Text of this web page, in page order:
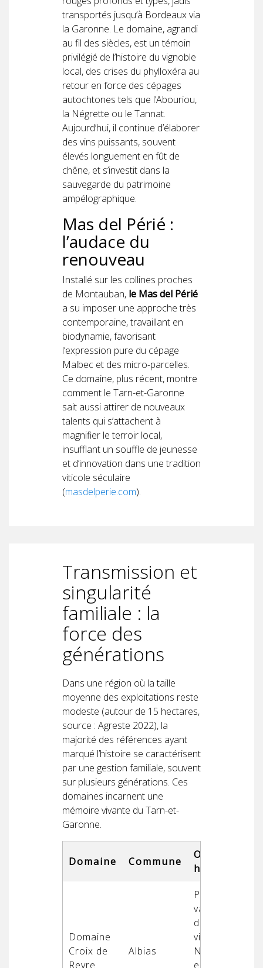
transportés jusqu’à Bordeaux via
la Garonne. Le domaine, agrandi
au fil des siècles, est un témoin
privilégié de l’histoire du vignoble
local, des crises du phylloxéra au
retour en force des cépages
autochtones tels que l’Abouriou,
la Négrette ou le Tannat.
Aujourd’hui, il continue d’élaborer
des vins puissants, souvent
élevés longuement en fût de
chêne, et s’investit dans la
sauvegarde du patrimoine
ampélographique.
Mas del Périé :
l’audace du
renouveau
Installé sur les collines proches
de Montauban, le Mas del Périé
a su imposer une approche très
contemporaine, travaillant en
biodynamie, favorisant
l’expression pure du cépage
Malbec et des micro-parcelles.
Ce domaine, plus récent, montre
comment le Tarn-et-Garonne
sait aussi attirer de nouveaux
talents qui s’attachent à
magnifier le terroir local,
insufflant un souffle de jeunesse
et d’innovation dans une tradition
viticole séculaire
(masdelperie.com).
Transmission et
singularité
familiale : la
force des
générations
Dans une région où la taille
moyenne des exploitations reste
modeste (autour de 15 hectares,
source : Agreste 2022), la
majorité des références ayant
marqué l’histoire se caractérisent
par une gestion familiale, souvent
sur plusieurs générations. Ces
domaines incarnent une
mémoire vivante du Tarn-et-
Garonne.
Domaine Commune
Orientation
historique
Domaine
Croix de
Reyre
Albias
Pionnier de la
valorisation
des vieilles
vignes de
Négrette ;
engagement